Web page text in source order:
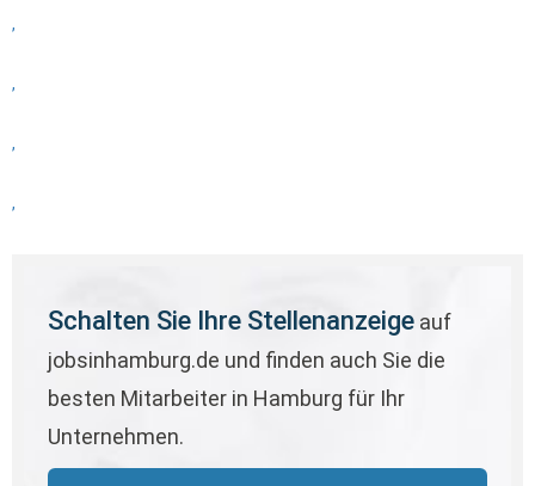
,
,
,
,
Schalten Sie Ihre Stellenanzeige auf
jobsinhamburg.de und finden auch Sie die
besten Mitarbeiter in Hamburg für Ihr
Unternehmen.